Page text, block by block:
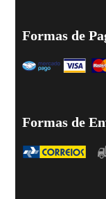
Formas de
Formas de